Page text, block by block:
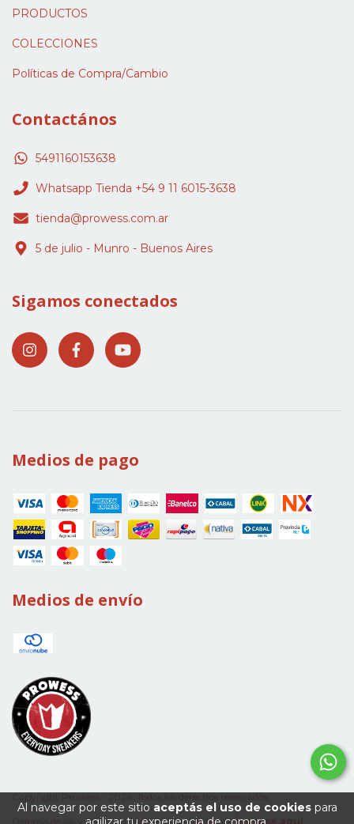
Al navegar por este sitio aceptás el uso de cookiespara
PRODUCTOS
COLECCIONES
Políticas de Compra/Cambio
Contactános
5491160153638
Whatsapp Tienda +54 9 11 6015-3638
tienda@prowess.com.ar
5 de julio - Munro - Buenos Aires
Sigamos conectados
Medios de pago
Medios de envío
Copyright Prowess - 2026. Todos los derechos reservados.
Defensa de las y los consumidores. Para reclamosingrese aquí